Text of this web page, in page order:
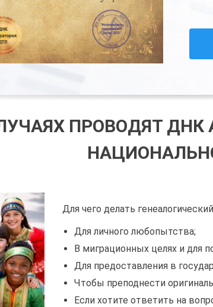
ПРОВОДЯТ
Для чего делать
Для личного любопытства;
В миграционных целях и для
Для предоставления в
Чтобы преподнести
Если хотите ответить на